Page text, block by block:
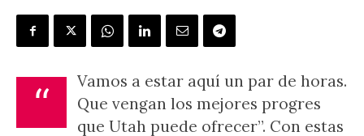
“
Vamos a estar aquí un par de horas.
Que vengan los mejores progres
que Utah puede ofrecer”. Con estas